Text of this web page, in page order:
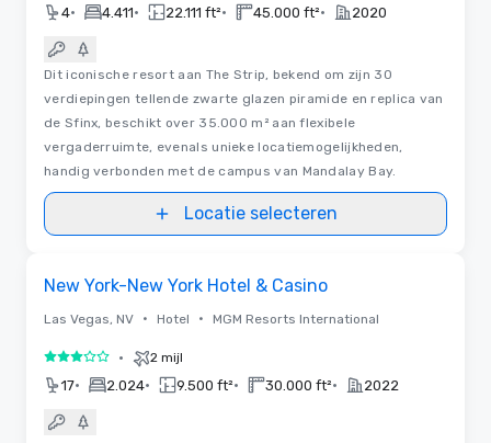
4• 4.411• 22.111 ft²• 45.000 ft²• 2020
Dit iconische resort aan The Strip, bekend om zijn 30
verdiepingen tellende zwarte glazen piramide en replica van
de Sfinx, beschikt over 35.000 m² aan flexibele
vergaderruimte, evenals unieke locatiemogelijkheden,
handig verbonden met de campus van Mandalay Bay.
Locatie selecteren
New York-New York Hotel & Casino
Las Vegas, NV • Hotel • MGM Resorts International
3 van 5 • 2 mijl
17• 2.024• 9.500 ft²• 30.000 ft²• 2022